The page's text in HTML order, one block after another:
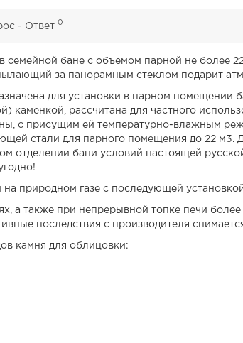
- Ответ 0
семейной бане с объемом парной не более
за панорамным стеклом подарит
для установки в парном помещении
рассчитана для частного
с присущим ей температурно-влажным
стали для парного помещения до 22 м3.
отделении бани условий настоящей
природном газе с последующей
а также при непрерывной топке печи
последствия с производителя
камня для облицовки: